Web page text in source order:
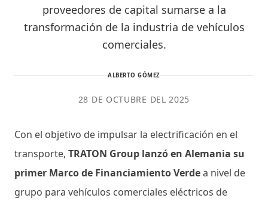
proveedores de capital sumarse a la
transformación de la industria de vehículos
comerciales.
ALBERTO GÓMEZ
28 DE OCTUBRE DEL 2025
Con el objetivo de impulsar la electrificación en el
transporte, TRATON Group lanzó en Alemania su
primer Marco de Financiamiento Verdea nivel de
grupo para vehículos comerciales eléctricos de